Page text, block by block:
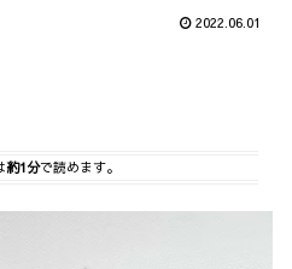
2022.06.01
約1分で読めます。